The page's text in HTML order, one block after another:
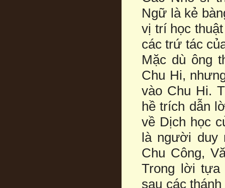
Ngữ là kẻ
vị trí học
các trứ tác
Mặc dù ông
Chu Hi,
vào Chu Hi.
hề trích dẫn
về Dịch học
là người duy
Chu Công,
Trong lời
sau các